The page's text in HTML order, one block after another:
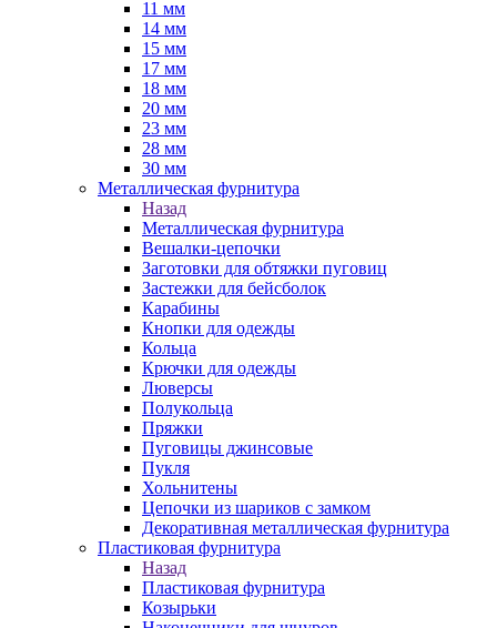
11 мм
14 мм
15 мм
17 мм
18 мм
20 мм
23 мм
28 мм
30 мм
Металлическая фурнитура
Назад
Металлическая фурнитура
Вешалки-цепочки
Заготовки для обтяжки пуговиц
Застежки для бейсболок
Карабины
Кнопки для одежды
Кольца
Крючки для одежды
Люверсы
Полукольца
Пряжки
Пуговицы джинсовые
Пукля
Хольнитены
Цепочки из шариков с замком
Декоративная металлическая фурнитура
Пластиковая фурнитура
Назад
Пластиковая фурнитура
Козырьки